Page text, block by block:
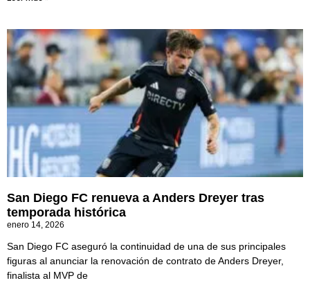
San Diego FC renueva a Anders Dreyer tras
temporada histórica
enero 14, 2026
San Diego FC aseguró la continuidad de una de sus principales
figuras al anunciar la renovación de contrato de Anders Dreyer,
finalista al MVP de